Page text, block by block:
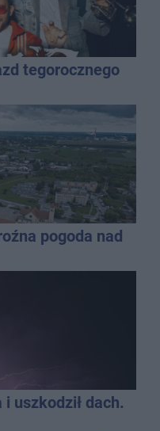
tegorocznego
pogoda nad
i uszkodził dach.